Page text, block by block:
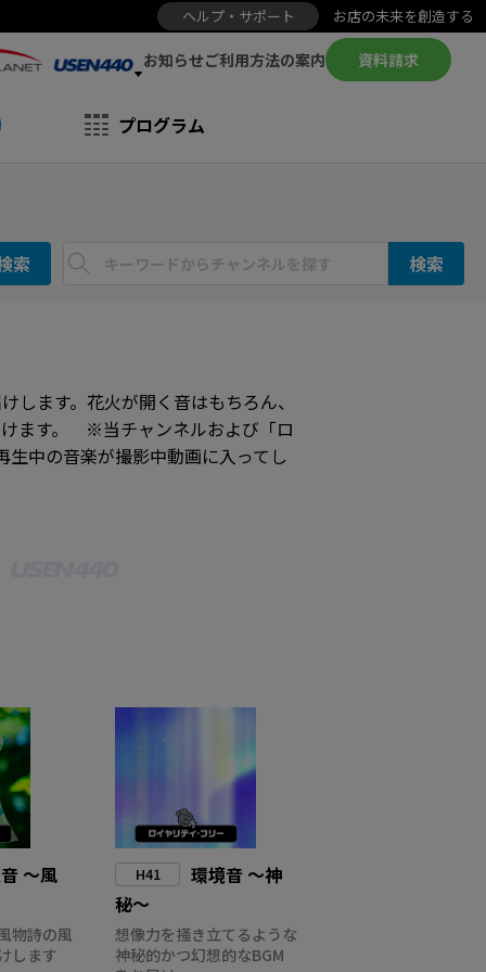
ヘルプ・サポート お店の未来を創造する
お知らせご利用方法の案内 資料請求
プログラム
索 検索
ます。花火が開く音はもちろん、
けます。 ※当チャンネルおよび「ロ
中の音楽が撮影中動画に入ってし
～風
物詩の風
します
H41
環境音 ～神
秘～
想像力を掻き立てるような
神秘的かつ幻想的なBGM